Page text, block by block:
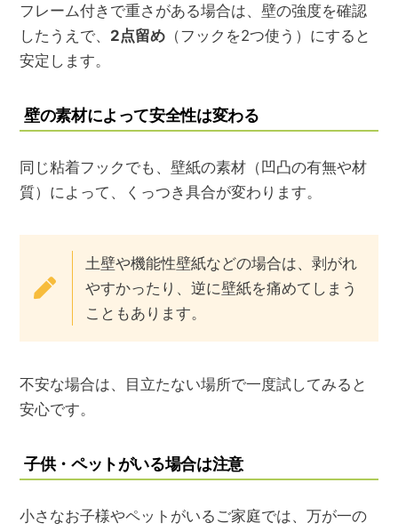
フレーム付きで重さがある場合は、壁の強度を確認
したうえで、 2点留め （フックを2つ使う）にすると
安定します。
壁の素材によって安全性は変わる
同じ粘着フックでも、壁紙の素材（凹凸の有無や材
質）によって、くっつき具合が変わります。
土壁や機能性壁紙などの場合は、剥がれ
やすかったり、逆に壁紙を痛めてしまう
こともあります。
不安な場合は、目立たない場所で一度試してみると
安心です。
子供・ペットがいる場合は注意
小さなお子様やペットがいるご家庭では、万が一の